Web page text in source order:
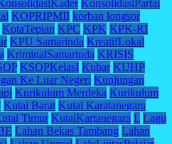
KonsolidasiPartai
KOPRIPMII korban longsor
KotaTepian KPC KPK KPK-RI
KPU Samarinda KreatifLokal
KriminalSamarinda KRISIS
KSOPKelasI Kubar KUHP
Ke Luar Negeri Kunjungan
Kurikulum Merdeka Kurikulum
Kutai Barat Kutai Karatanegara
Timur KutaiKartanegara L Lagu
Lahan Bekas Tambang Lahan